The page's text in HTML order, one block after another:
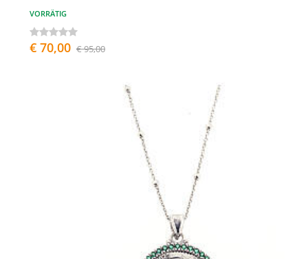
VORRÄTIG
€ 70,00 € 95,00